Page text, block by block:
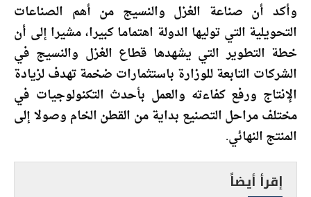
وأكد أن صناعة الغزل والنسيج من أهم الصناعات
التحويلية التي توليها الدولة اهتماما كبيرا، مشيرا إلى أن
خطة التطوير التي يشهدها قطاع الغزل والنسيج في
الشركات التابعة للوزارة باستثمارات ضخمة تهدف لزيادة
الإنتاج ورفع كفاءته والعمل بأحدث التكنولوجيات في
مختلف مراحل التصنيع بداية من القطن الخام وصولا إلى
المنتج النهائي.
إقرأ أيضاً